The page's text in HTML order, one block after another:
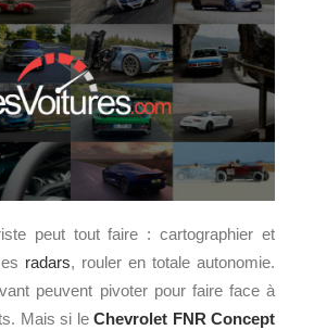
peut tout faire : cartographier et
radars, rouler en totale autonomie.
peuvent pivoter pour faire face à
Mais si le Chevrolet FNR Concept